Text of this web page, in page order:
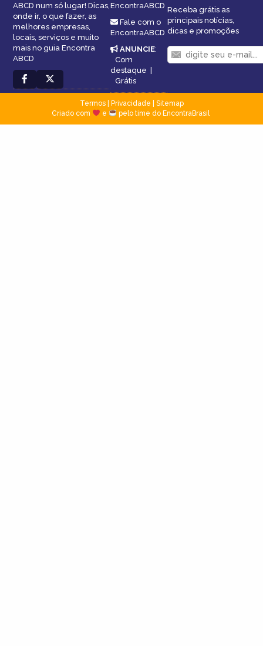
ABCD num só lugar! Dicas,
onde ir, o que fazer, as
melhores empresas,
locais, serviços e muito
mais no guia Encontra
ABCD
EncontraABCD
Fale com o
EncontraABCD
ANUNCIE:
Com
destaque |
Grátis
Receba grátis as
principais notícias,
dicas e promoções
Termos| Privacidade
Sitemap
Criado com
e pelo time do EncontraBrasil